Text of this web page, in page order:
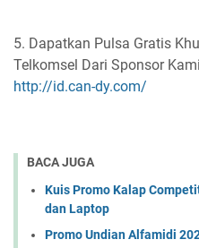
5. Dapatkan Pulsa Gratis
Telkomsel Dari Sponsor
http://id.can-dy.com/
BACA JUGA
Kuis Promo Kalap
dan Laptop
Promo Undian Alfamidi